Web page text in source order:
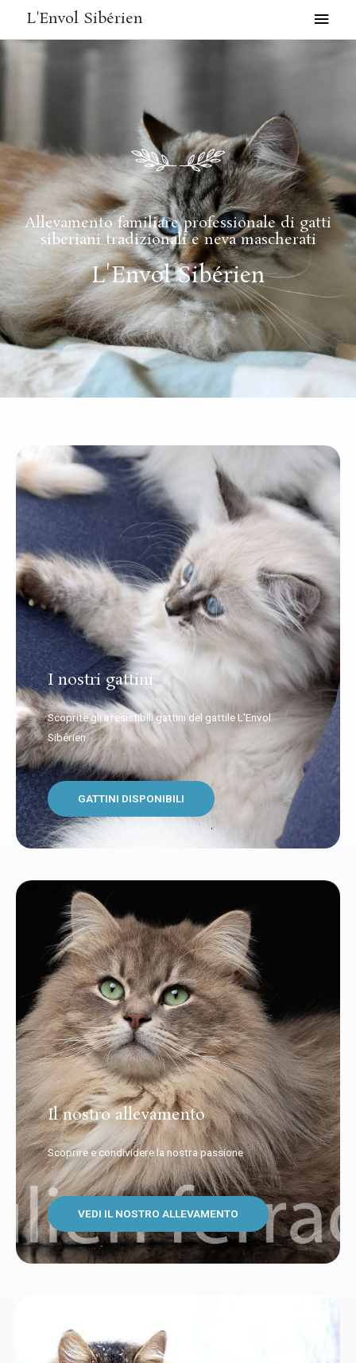
contenuto
L'Envol Sibérien
Allevamento familiare professionale di gatti
siberiani tradizionali e neva mascherati
L'Envol Sibérien
I nostri gattini
Scoprite gli irresistibili gattini del gattile L'Envol
Sibérien
GATTINI DISPONIBILI
Il nostro allevamento
Scoprire e condividere la nostra passione
VEDI IL NOSTRO ALLEVAMENTO